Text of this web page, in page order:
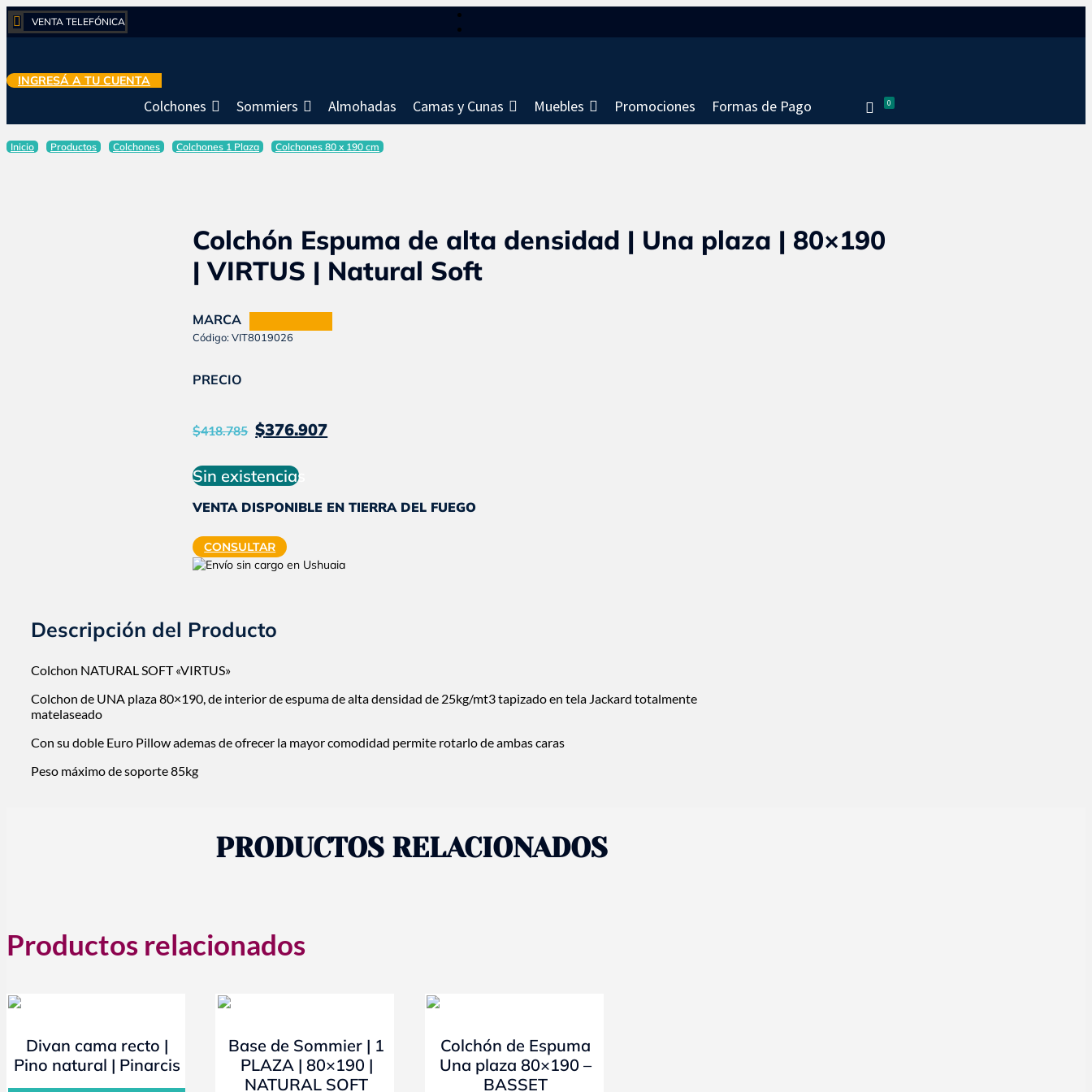
 VENTA TELEFÓNICA
INGRESÁ A TU CUENTA
Colchones Sommiers Almohadas Camas y Cunas Muebles Promociones Formas de Pago 0
Inicio Productos Colchones Colchones 1 Plaza Colchones 80 x 190 cm
Colchón Espuma de alta densidad | Una plaza | 80×190
| VIRTUS | Natural Soft
MARCA
Código: VIT8019026
PRECIO
$418.785 El
original
era:
$418.785.
$376.907El
es:
Sin existencias
VENTA DISPONIBLE EN TIERRA DEL FUEGO
CONSULTAR
Descripción del Producto
Colchon NATURAL SOFT «VIRTUS»
Colchon de UNA plaza 80×190, de interior de espuma de alta densidad de 25kg/mt3 tapizado en tela Jackard totalmente
matelaseado
Con su doble Euro Pillow ademas de ofrecer la mayor comodidad permite rotarlo de ambas caras
Peso máximo de soporte 85kg
PRODUCTOS RELACIONADOS
Productos relacionados
Divan cama recto |
Pino natural | Pinarcis
Base de Sommier | 1
PLAZA | 80×190 |
NATURAL SOFT
Colchón de Espuma
Una plaza 80×190 –
BASSET